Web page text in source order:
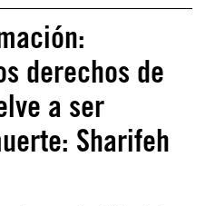
derechos de
a ser
Sharifeh